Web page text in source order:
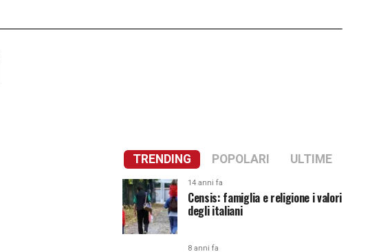
TRENDING POPOLARI ULTIME
14 anni fa
Censis: famiglia e religione i valori
degli italiani
8 anni fa